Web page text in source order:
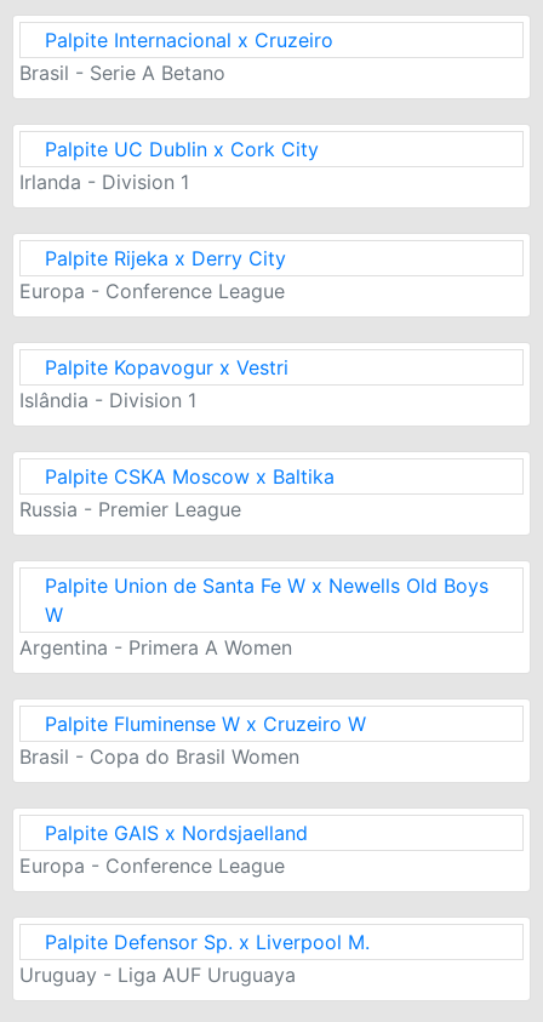
Palpite Internacional x Cruzeiro
Brasil - Serie A Betano
Palpite UC Dublin x Cork City
Irlanda - Division 1
Palpite Rijeka x Derry City
Europa - Conference League
Palpite Kopavogur x Vestri
Islândia - Division 1
Palpite CSKA Moscow x Baltika
Russia - Premier League
Palpite Union de Santa Fe W x Newells Old Boys
W
Argentina - Primera A Women
Palpite Fluminense W x Cruzeiro W
Brasil - Copa do Brasil Women
Palpite GAIS x Nordsjaelland
Europa - Conference League
Palpite Defensor Sp. x Liverpool M.
Uruguay - Liga AUF Uruguaya